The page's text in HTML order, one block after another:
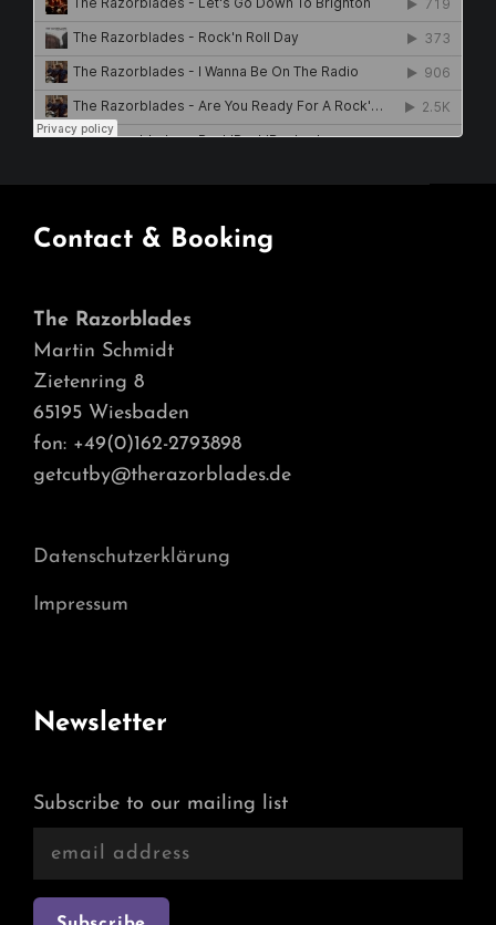
Contact & Booking
The Razorblades
Martin Schmidt
Zietenring 8
65195 Wiesbaden
fon: +49(0)162-2793898
getcutby@therazorblades.de
Datenschutzerklärung
Impressum
Newsletter
Subscribe to our mailing list